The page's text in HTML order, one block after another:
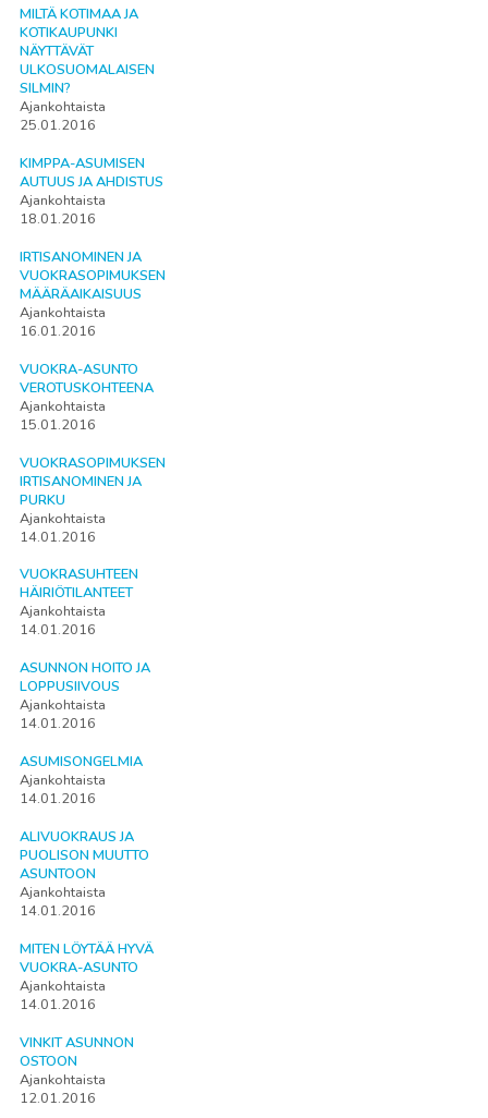
MILTÄ KOTIMAA JA
KOTIKAUPUNKI
NÄYTTÄVÄT
ULKOSUOMALAISEN
SILMIN?
Ajankohtaista
25.01.2016
KIMPPA-ASUMISEN
AUTUUS JA AHDISTUS
Ajankohtaista
18.01.2016
IRTISANOMINEN JA
VUOKRASOPIMUKSEN
MÄÄRÄAIKAISUUS
Ajankohtaista
16.01.2016
VUOKRA-ASUNTO
VEROTUSKOHTEENA
Ajankohtaista
15.01.2016
VUOKRASOPIMUKSEN
IRTISANOMINEN JA
PURKU
Ajankohtaista
14.01.2016
VUOKRASUHTEEN
HÄIRIÖTILANTEET
Ajankohtaista
14.01.2016
ASUNNON HOITO JA
LOPPUSIIVOUS
Ajankohtaista
14.01.2016
ASUMISONGELMIA
Ajankohtaista
14.01.2016
ALIVUOKRAUS JA
PUOLISON MUUTTO
ASUNTOON
Ajankohtaista
14.01.2016
MITEN LÖYTÄÄ HYVÄ
VUOKRA-ASUNTO
Ajankohtaista
14.01.2016
VINKIT ASUNNON
OSTOON
Ajankohtaista
12.01.2016